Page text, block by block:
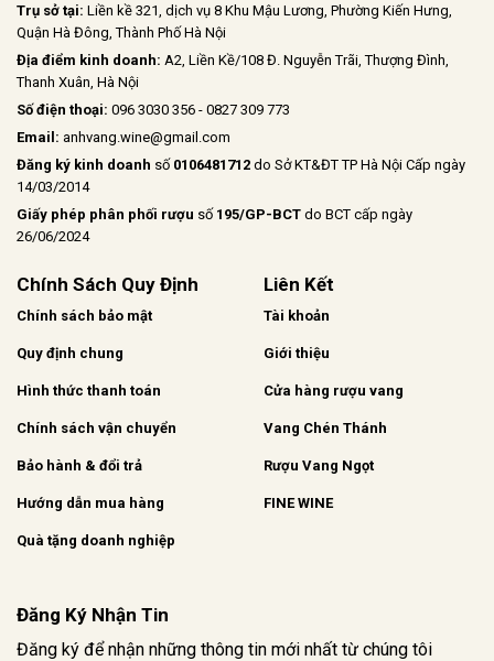
Trụ sở tại: Liền kề 321, dịch vụ 8 Khu Mậu Lương, Phường Kiến Hưng,
Quận Hà Đông, Thành Phố Hà Nội
Địa điểm kinh doanh: A2, Liền Kề/108 Đ. Nguyễn Trãi, Thượng Đình,
Thanh Xuân, Hà Nội
Số điện thoại: 096 3030 356 - 0827 309 773
Email: anhvang.wine@gmail.com
Đăng ký kinh doanh số 0106481712 do Sở KT&ĐT TP Hà Nội Cấp ngày
14/03/2014
Giấy phép phân phối rượu số 195/GP-BCT do BCT cấp ngày
26/06/2024
Chính Sách Quy Định
Chính sách bảo mật
Quy định chung
Hình thức thanh toán
Chính sách vận chuyển
Bảo hành & đổi trả
Hướng dẫn mua hàng
Quà tặng doanh nghiệp
Liên Kết
Tài khoản
Giới thiệu
Cửa hàng rượu vang
Vang Chén Thánh
Rượu Vang Ngọt
FINE WINE
Đăng Ký Nhận Tin
Đăng ký để nhận những thông tin mới nhất từ chúng tôi